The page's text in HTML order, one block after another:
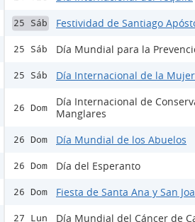
25 Sáb Festividad de Santiago
25 Sáb Día Mundial para la
25 Sáb Día Internacional de la
26 Dom
Día Internacional de
Manglares
26 Dom Día Mundial de los Abuelos
26 Dom Día del Esperanto
26 Dom Fiesta de Santa Ana y San
27 Lun Día Mundial del Cáncer de